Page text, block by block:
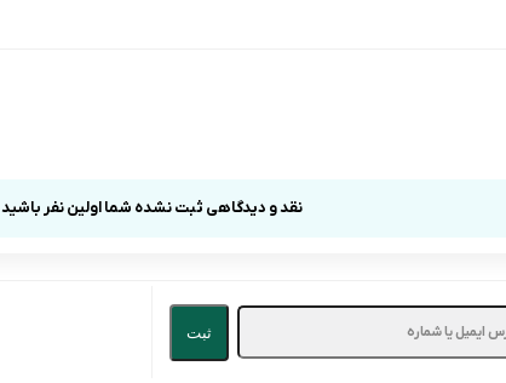
نقد و دیدگاهی ثبت نشده شما اولین نفر باشید
ثبت